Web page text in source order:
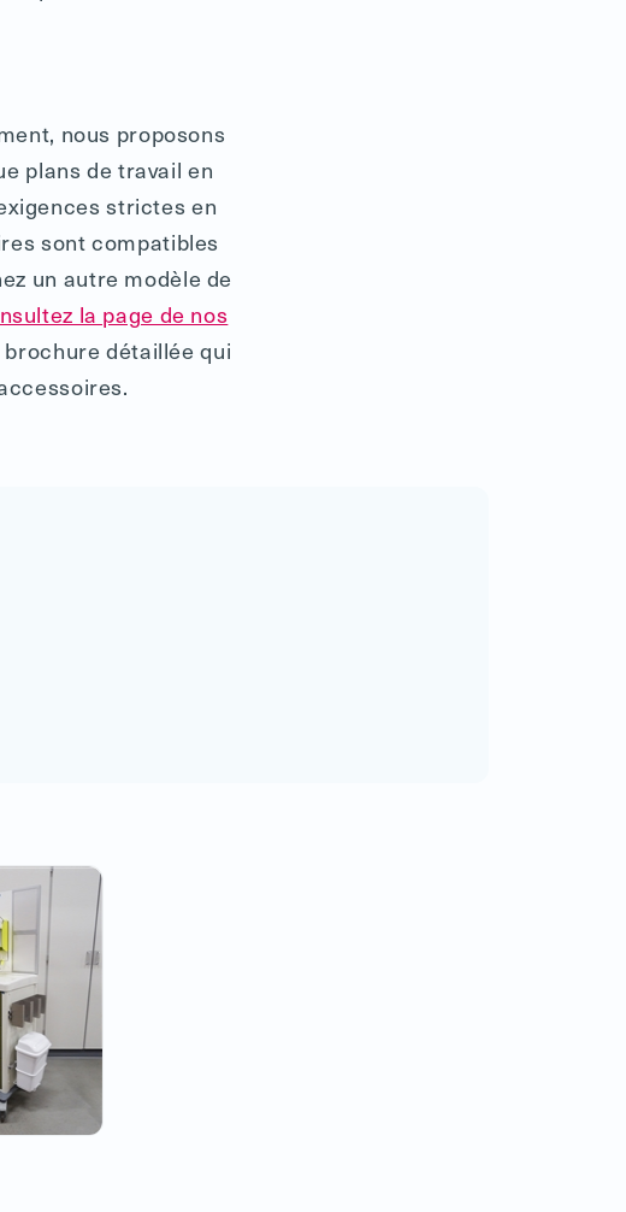
nous proposons
plans de travail en
strictes en
sont compatibles
un autre modèle de
la page de nos
détaillée qui